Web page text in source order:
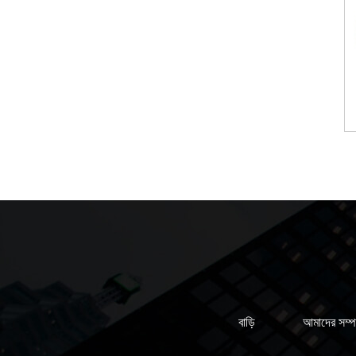
বাড়ি আমাদের